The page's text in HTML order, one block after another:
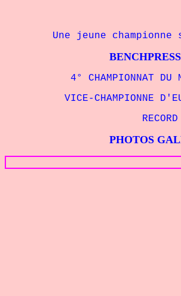
Une jeune championne
BENCHPRESS
4° CHAMPIONNAT DU
VICE-CHAMPIONNE
RECORD
PHOTOS